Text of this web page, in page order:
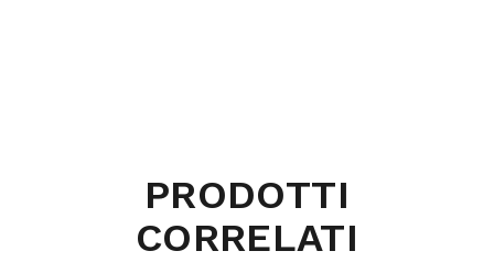
PRODOTTI
CORRELATI